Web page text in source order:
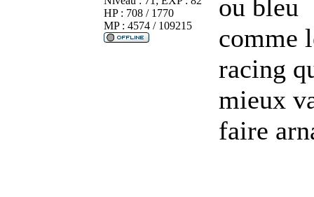
HP : 708 / 1770
MP : 4574 / 109215
ou bleu
comme
racing
mieux
faire